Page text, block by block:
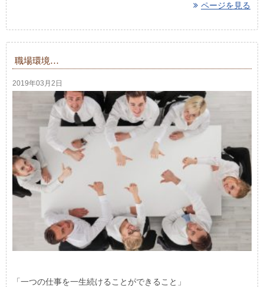
ページを見る
職場環境…
2019年03月2日
「一つの仕事を一生続けることができること」